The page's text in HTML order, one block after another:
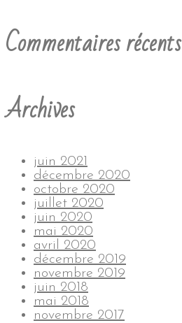
Commentaires récents
Archives
juin 2021
décembre 2020
octobre 2020
juillet 2020
juin 2020
mai 2020
avril 2020
décembre 2019
novembre 2019
juin 2018
mai 2018
novembre 2017